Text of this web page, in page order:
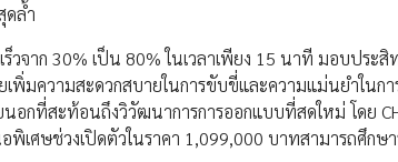
ดล้ำ
วจาก 30% เป็น 80% ในเวลาเพียง 15 นาที มอบประ
มความสะดวกสบายในการขับขี่และความแม่นยำในกา
ที่สะท้อนถึงวิวัฒนาการการออกแบบที่สดใหม่ โดย
เศษช่วงเปิดตัวในราคา 1,099,000 บาทสามารถศึกษา